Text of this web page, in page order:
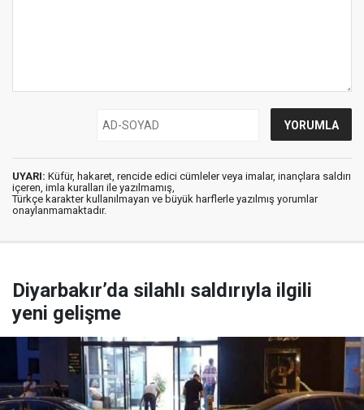
UYARI: Küfür, hakaret, rencide edici cümleler veya imalar, inançlara saldırı
içeren, imla kuralları ile yazılmamış,
Türkçe karakter kullanılmayan ve büyük harflerle yazılmış yorumlar
onaylanmamaktadır.
Diyarbakır’da silahlı saldırıyla ilgili
yeni gelişme